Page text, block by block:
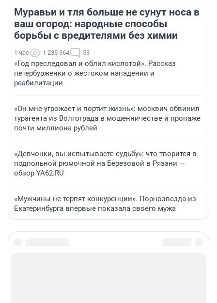
Муравьи и тля больше не сунут носа в
ваш огород: народные способы
борьбы с вредителями без химии
1 час 1 235 364 53
«Год преследовал и облил кислотой». Рассказ
петербурженки о жестоком нападении и
реабилитации
«Он мне угрожает и портит жизнь»: москвич обвинил
турагента из Волгограда в мошенничестве и пропаже
почти миллиона рублей
«Девчонки, вы испытываете судьбу»: что творится в
подпольной рюмочной на Березовой в Рязани —
обзор YA62.RU
«Мужчины не терпят конкуренции». Порнозвезда из
Екатеринбурга впервые показала своего мужа